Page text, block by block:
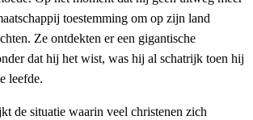
toestemming om op zijn land
Ze ontdekten er een gigantische
dat hij het wist, was hij al schatrijk toen hij
leefde.
de situatie waarin veel christenen zich